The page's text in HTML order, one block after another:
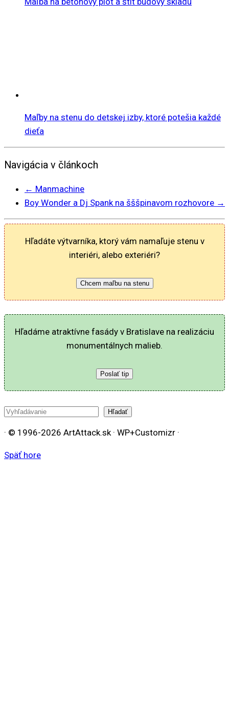
Maľby na stenu do detskej izby, ktoré potešia každé
dieťa
Navigácia v článkoch
← Manmachine
Boy Wonder a Dj Spank na šššpinavom rozhovore →
Hľadáte výtvarníka, ktorý vám namaľuje stenu v
interiéri, alebo exteriéri?
Chcem maľbu na stenu
Hľadáme atraktívne fasády v Bratislave na realizáciu
monumentálnych malieb.
Poslať tip
Hľadať Hľadať
· © 1996-2026 ArtAttack.sk · WP+Customizr ·
Späť hore